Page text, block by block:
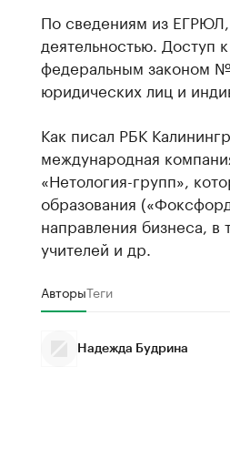
По сведениям из ЕГРЮЛ,
деятельностью. Доступ
федеральным законом
юридических лиц и
Как писал РБК
международная
«Нетология-групп»,
образования
направления бизнеса, в
учителей и др.
АвторыТеги
Надежда Будрина